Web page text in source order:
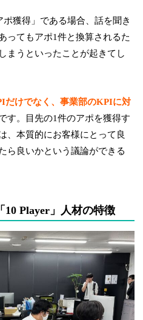
獲得」である場合、話を聞き
ってもアポ1件と換算されるた
まうといったことが起きてし
だけでなく、事業部のKPIに対
す。目先の1件のアポを獲得す
、本質的にお客様にとって良
ら良いかという議論ができる
Player」人材の特徴